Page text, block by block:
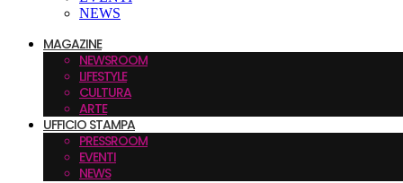
NEWS
MAGAZINE
NEWSROOM
LIFESTYLE
CULTURA
ARTE
UFFICIO STAMPA
PRESSROOM
EVENTI
NEWS